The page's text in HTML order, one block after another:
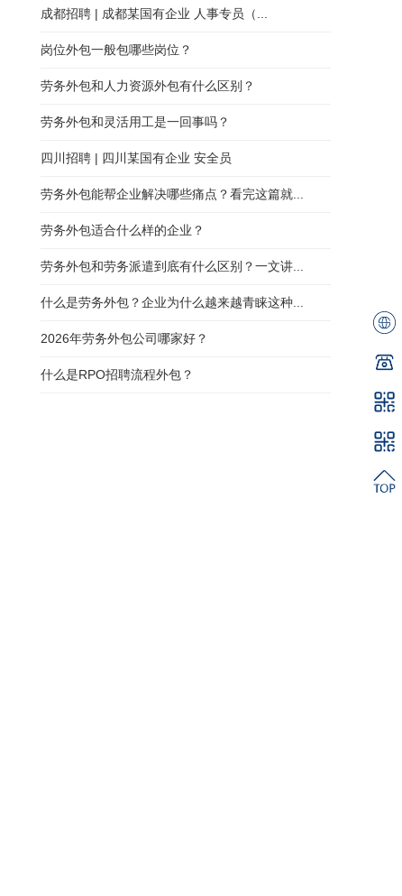
成都招聘 | 成都某国有企业 人事专员（...
岗位外包一般包哪些岗位？
劳务外包和人力资源外包有什么区别？
劳务外包和灵活用工是一回事吗？
四川招聘 | 四川某国有企业 安全员
劳务外包能帮企业解决哪些痛点？看完这篇就...
劳务外包适合什么样的企业？
劳务外包和劳务派遣到底有什么区别？一文讲...
什么是劳务外包？企业为什么越来越青睐这种...
2026年劳务外包公司哪家好？
什么是RPO招聘流程外包？